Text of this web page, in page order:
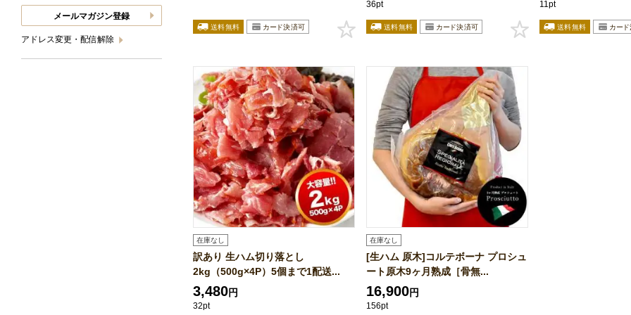
36pt 11pt
在庫なし
訳あり 生ハム切り落とし
2kg（500g×4P）5個まで1配送...
3,480円
32pt
在庫なし
[生ハム 原木]コルテボーナ プロシュ
ート原木9ヶ月熟成［骨無...
16,900円
156pt
メールマガジン登録
アドレス変更・配信解除